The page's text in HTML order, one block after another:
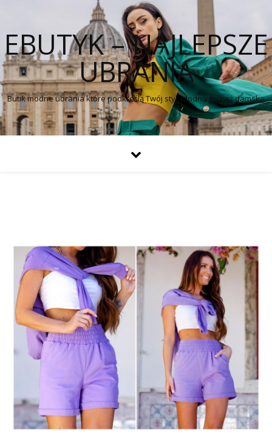
EBUTYK – NAJLEPSZE
UBRANIA
Butik modne ubrania które podkreślą Twój styl. Modna odzież damska